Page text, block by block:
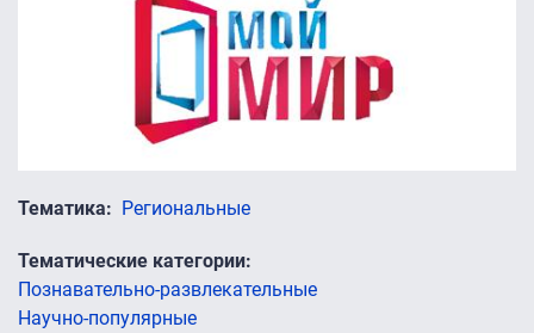
Тематика Региональные
Тематические категории
Познавательно-развлекательные
Научно-популярные